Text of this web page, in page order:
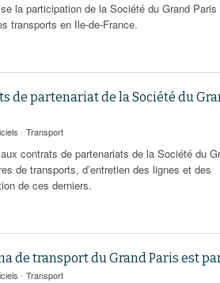
la participation de la Société du Grand Paris
transports en Ile-de-France.
de partenariat de la Société du
- Transport
contrats de partenariats de la Société du
de transports, d’entretien des lignes et des
de ces derniers.
de transport du Grand Paris est
- Transport